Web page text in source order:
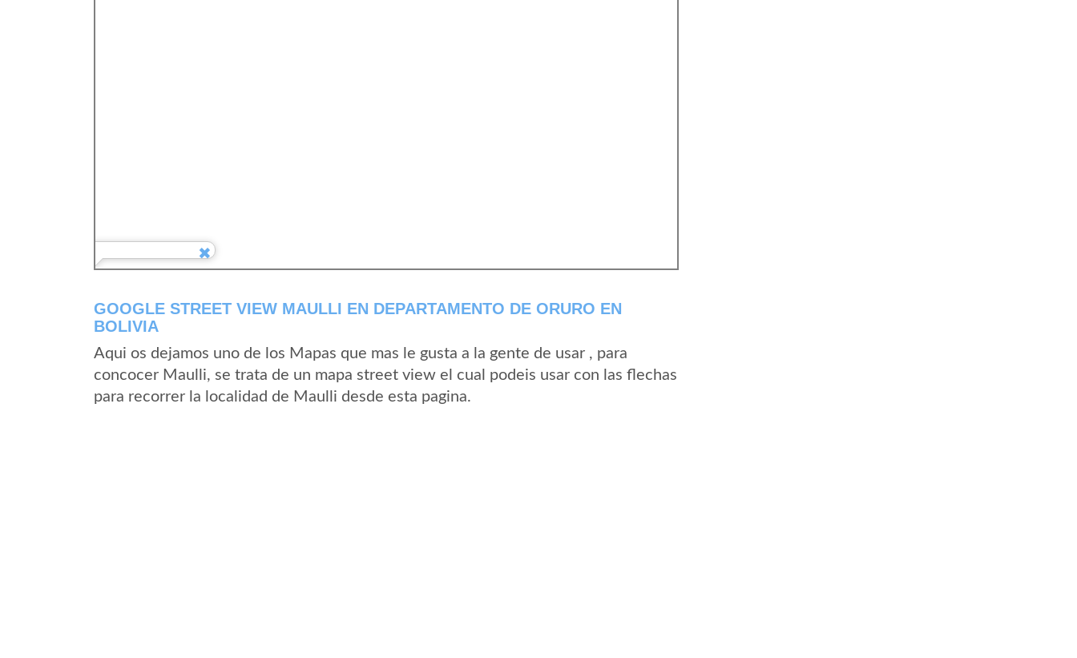
GOOGLE STREET VIEW MAULLI EN DEPARTAMENTO DE ORURO EN
BOLIVIA
Aqui os dejamos uno de los Mapas que mas le gusta a la gente de usar , para
concocer Maulli, se trata de un mapa street view el cual podeis usar con las flechas
para recorrer la localidad de Maulli desde esta pagina.